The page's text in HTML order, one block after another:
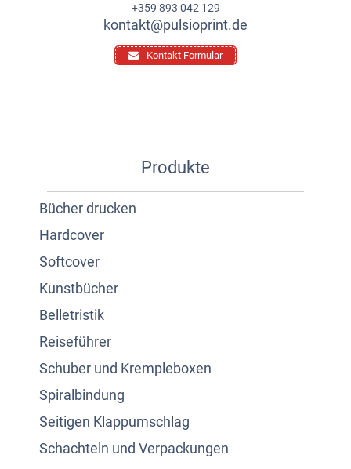
+359 893 042 129
kontakt@pulsioprint.de
Kontakt Formular
Produkte
Bücher drucken
Hardcover
Softcover
Kunstbücher
Belletristik
Reiseführer
Schuber und Krempleboxen
Spiralbindung
Seitigen Klappumschlag
Schachteln und Verpackungen